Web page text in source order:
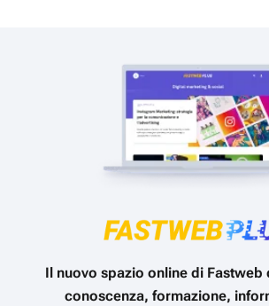
Il nuovo spazio online di Fastweb
conoscenza, formazione,